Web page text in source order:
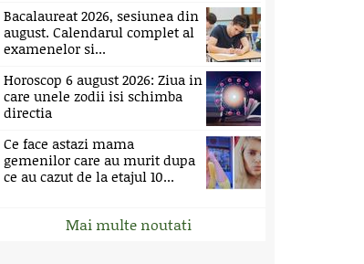
Bacalaureat 2026, sesiunea din
august. Calendarul complet al
examenelor si...
Horoscop 6 august 2026: Ziua in
care unele zodii isi schimba
directia
Ce face astazi mama
gemenilor care au murit dupa
ce au cazut de la etajul 10...
Mai multe noutati